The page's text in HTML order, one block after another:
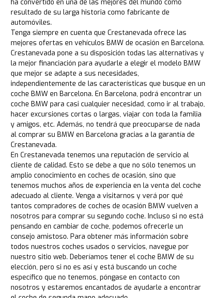
ha convertido en una de las mejores del mundo como
resultado de su larga historia como fabricante de
automóviles.
Tenga siempre en cuenta que Crestanevada ofrece las
mejores ofertas en vehículos BMW de ocasión en Barcelona.
Crestanevada pone a su disposición todas las alternativas y
la mejor financiación para ayudarle a elegir el modelo BMW
que mejor se adapte a sus necesidades,
independientemente de las características que busque en un
coche BMW en Barcelona. En Barcelona, podrá encontrar un
coche BMW para casi cualquier necesidad, como ir al trabajo,
hacer excursiones cortas o largas, viajar con toda la familia
y amigos, etc. Además, no tendrá que preocuparse de nada
al comprar su BMW en Barcelona gracias a la garantía de
Crestanevada.
En Crestanevada tenemos una reputación de servicio al
cliente de calidad. Esto se debe a que no sólo tenemos un
amplio conocimiento en coches de ocasión, sino que
tenemos muchos años de experiencia en la venta del coche
adecuado al cliente. Venga a visitarnos y verá por qué
tantos compradores de coches de ocasión BMW vuelven a
nosotros para comprar su segundo coche. Incluso si no está
pensando en cambiar de coche, podemos ofrecerle un
consejo amistoso. Para obtener más información sobre
todos nuestros coches usados o servicios, navegue por
nuestro sitio web. Deberíamos tener el coche BMW de su
elección, pero si no es así y está buscando un coche
específico que no tenemos, póngase en contacto con
nosotros y estaremos encantados de ayudarle a encontrar